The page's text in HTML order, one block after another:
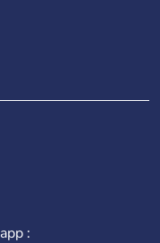
: